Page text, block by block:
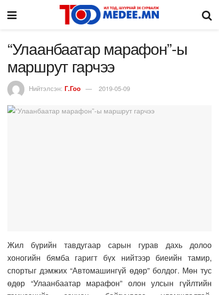
“Улаанбаатар марафон”-ы
маршрут гарчээ
Нийтэлсэн: Г.Гоо 2019-05-09
Жил бүрийн тавдугаар сарын гурав дахь долоо
хоногийн бямба гаригт бүх нийтээр биеийн тамир,
спортыг дэмжих “Автомашингүй өдөр” болдог. Мөн тус
өдөр “Улаанбаатар марафон” олон улсын гүйлтийн